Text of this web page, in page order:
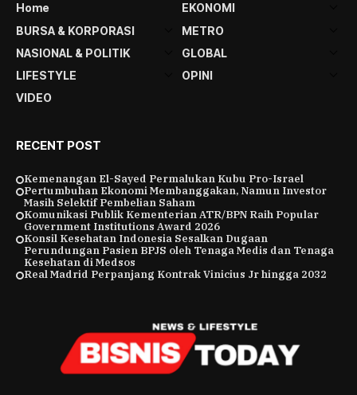
Home
EKONOMI
BURSA & KORPORASI
METRO
NASIONAL & POLITIK
GLOBAL
LIFESTYLE
OPINI
VIDEO
RECENT POST
Kemenangan El-Sayed Permalukan Kubu Pro-Israel
Pertumbuhan Ekonomi Membanggakan, Namun Investor
Masih Selektif Pembelian Saham
Komunikasi Publik Kementerian ATR/BPN Raih Popular
Government Institutions Award 2026
Konsil Kesehatan Indonesia Sesalkan Dugaan
Perundungan Pasien BPJS oleh Tenaga Medis dan Tenaga
Kesehatan di Medsos
Real Madrid Perpanjang Kontrak Vinicius Jr hingga 2032